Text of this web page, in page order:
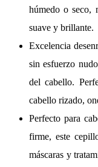
húmedo o seco,
suave y brillante.
Excelencia
sin esfuerzo
del cabello.
cabello rizado,
Perfecto para
firme, este
máscaras y